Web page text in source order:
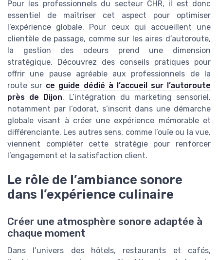
Pour les professionnels du secteur CHR, il est donc
essentiel de maîtriser cet aspect pour optimiser
l’expérience globale. Pour ceux qui accueillent une
clientèle de passage, comme sur les aires d’autoroute,
la gestion des odeurs prend une dimension
stratégique. Découvrez des conseils pratiques pour
offrir une pause agréable aux professionnels de la
route sur ce guide dédié à l’accueil sur l’autoroute
près de Dijon. L’intégration du marketing sensoriel,
notamment par l’odorat, s’inscrit dans une démarche
globale visant à créer une expérience mémorable et
différenciante. Les autres sens, comme l’ouïe ou la vue,
viennent compléter cette stratégie pour renforcer
l’engagement et la satisfaction client.
Le rôle de l’ambiance sonore
dans l’expérience culinaire
Créer une atmosphère sonore adaptée à
chaque moment
Dans l’univers des hôtels, restaurants et cafés,